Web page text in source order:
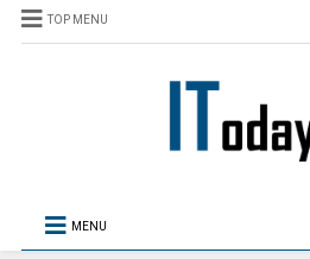
TOP MENU
MENU